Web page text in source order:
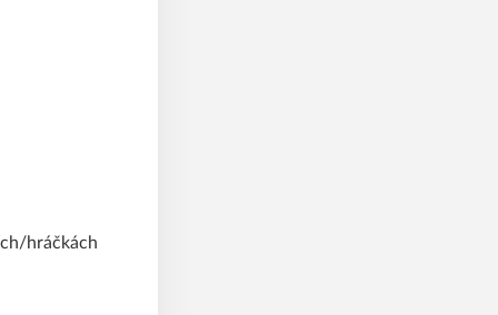
hráčkách